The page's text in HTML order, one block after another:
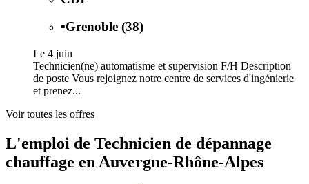
•Grenoble (38)
Le 4 juin
Technicien(ne) automatisme et supervision F/H Description
de poste Vous rejoignez notre centre de services d'ingénierie
et prenez...
Voir toutes les offres
L'emploi de Technicien de dépannage
chauffage en Auvergne-Rhône-Alpes